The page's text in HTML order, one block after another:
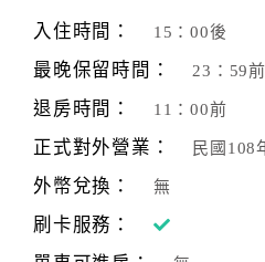
入住時間： 15：00後
最晚保留時間： 23：59前
退房時間： 11：00前
正式對外營業： 民國108
外幣兌換： 無
刷卡服務：